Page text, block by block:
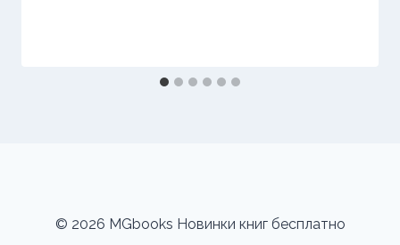
© 2026 MGbooks Новинки книг бесплатно